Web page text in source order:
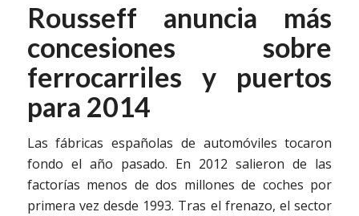
Rousseff anuncia más
concesiones sobre
ferrocarriles y puertos
para 2014
Las fábricas españolas de automóviles tocaron
fondo el año pasado. En 2012 salieron de las
factorías menos de dos millones de coches por
primera vez desde 1993. Tras el frenazo, el sector